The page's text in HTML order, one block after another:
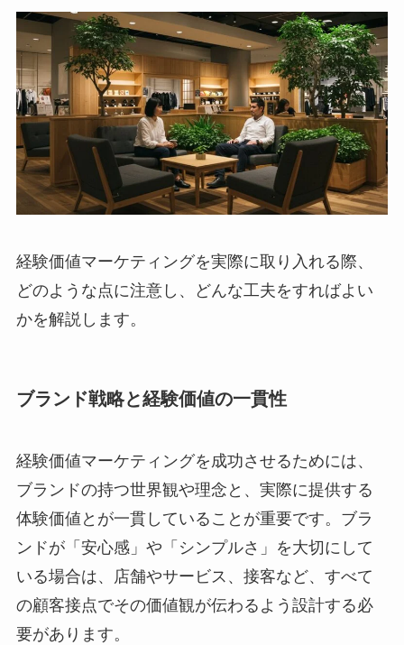
経験価値マーケティングを実際に取り入れる際、
どのような点に注意し、どんな工夫をすればよい
かを解説します。
ブランド戦略と経験価値の一貫性
経験価値マーケティングを成功させるためには、
ブランドの持つ世界観や理念と、実際に提供する
体験価値とが一貫していることが重要です。ブラ
ンドが「安心感」や「シンプルさ」を大切にして
いる場合は、店舗やサービス、接客など、すべて
の顧客接点でその価値観が伝わるよう設計する必
要があります。